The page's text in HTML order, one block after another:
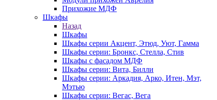
Прихожие МДФ
Шкафы
Назад
Шкафы
Шкафы серии Акцент, Этюд, Уют, Гамма
Шкафы серии: Бронкс, Стелла, Стив
Шкафы с фасадом МДФ
Шкафы серии: Вита, Билли
Шкафы серии: Аркадия, Арко, Итен, Мэт,
Мэтью
Шкафы серии: Вегас, Вега